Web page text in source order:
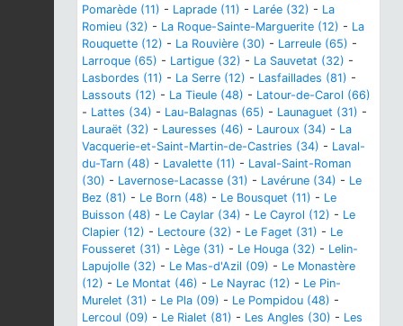
Pomarède (11) - Laprade (11) - Larée (32) - La
Romieu (32) - La Roque-Sainte-Marguerite (12) - La
Rouquette (12) - La Rouvière (30) - Larreule (65) -
Larroque (65) - Lartigue (32) - La Sauvetat (32) -
Lasbordes (11) - La Serre (12) - Lasfaillades (81) -
Lassouts (12) - La Tieule (48) - Latour-de-Carol (66)
- Lattes (34) - Lau-Balagnas (65) - Launaguet (31) -
Lauraët (32) - Lauresses (46) - Lauroux (34) - La
Vacquerie-et-Saint-Martin-de-Castries (34) - Laval-
du-Tarn (48) - Lavalette (11) - Laval-Saint-Roman
(30) - Lavernose-Lacasse (31) - Lavérune (34) - Le
Bez (81) - Le Born (48) - Le Bousquet (11) - Le
Buisson (48) - Le Caylar (34) - Le Cayrol (12) - Le
Clapier (12) - Lectoure (32) - Le Faget (31) - Le
Fousseret (31) - Lège (31) - Le Houga (32) - Lelin-
Lapujolle (32) - Le Mas-d'Azil (09) - Le Monastère
(12) - Le Montat (46) - Le Nayrac (12) - Le Pin-
Murelet (31) - Le Pla (09) - Le Pompidou (48) -
Lercoul (09) - Le Rialet (81) - Les Angles (30) - Les